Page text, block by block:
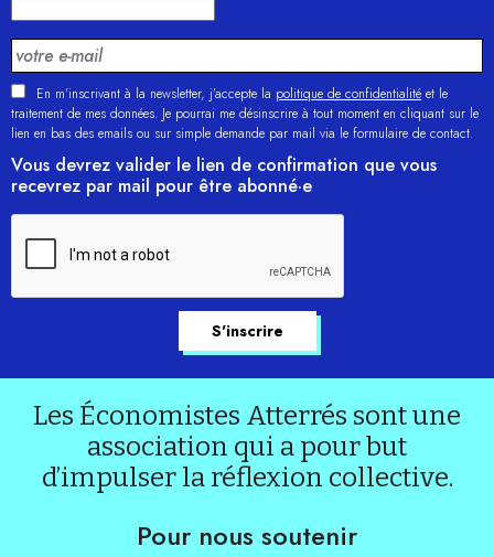
En m'inscrivant à la newsletter, j’accepte la politique de confidentialité et le
traitement de mes données. Je pourrai me désinscrire à tout moment en cliquant sur le
lien en bas des emails ou sur simple demande par mail via le formulaire de contact.
Vous devrez valider le lien de confirmation que vous
recevrez par mail pour être abonné·e
Les Économistes Atterrés sont une
association qui a pour but
d’impulser la réflexion collective.
Pour nous soutenir